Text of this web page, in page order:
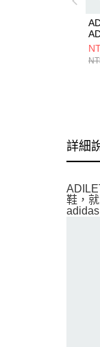
詳細
鞋，